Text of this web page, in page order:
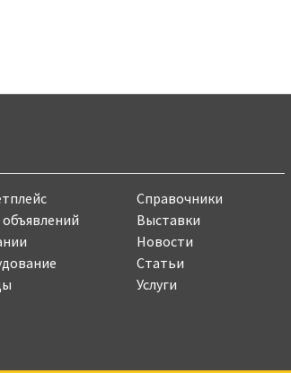
Справочники
Выставки
Новости
Статьи
Услуги